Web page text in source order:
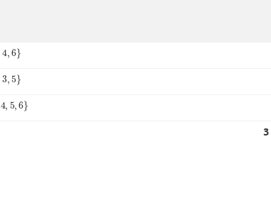
6}
3